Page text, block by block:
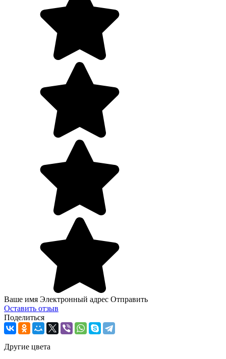
Ваше имя Электронный адрес Отправить
Оcтавить отзыв
Поделиться
Другие цвета